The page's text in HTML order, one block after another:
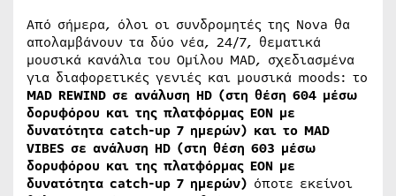
Από σήμερα, όλοι οι συνδρομητές της Nova θα
απολαμβάνουν τα δύο νέα, 24/7, θεματικά
μουσικά κανάλια του Ομίλου MAD, σχεδιασμένα
για διαφορετικές γενιές και μουσικά moods: το
MAD REWIND σε ανάλυση HD (στη θέση 604 μέσω
δορυφόρου και της πλατφόρμας ΕΟΝ με
δυνατότητα catch-up 7 ημερών) και το MAD
VIBES σε ανάλυση HD (στη θέση 603 μέσω
δορυφόρου και της πλατφόρμας ΕΟΝ με
δυνατότητα catch-up 7 ημερών) όποτε εκείνοι